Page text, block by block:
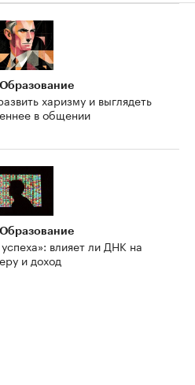
харизму и выглядеть
в общении
влияет ли ДНК на
и доход